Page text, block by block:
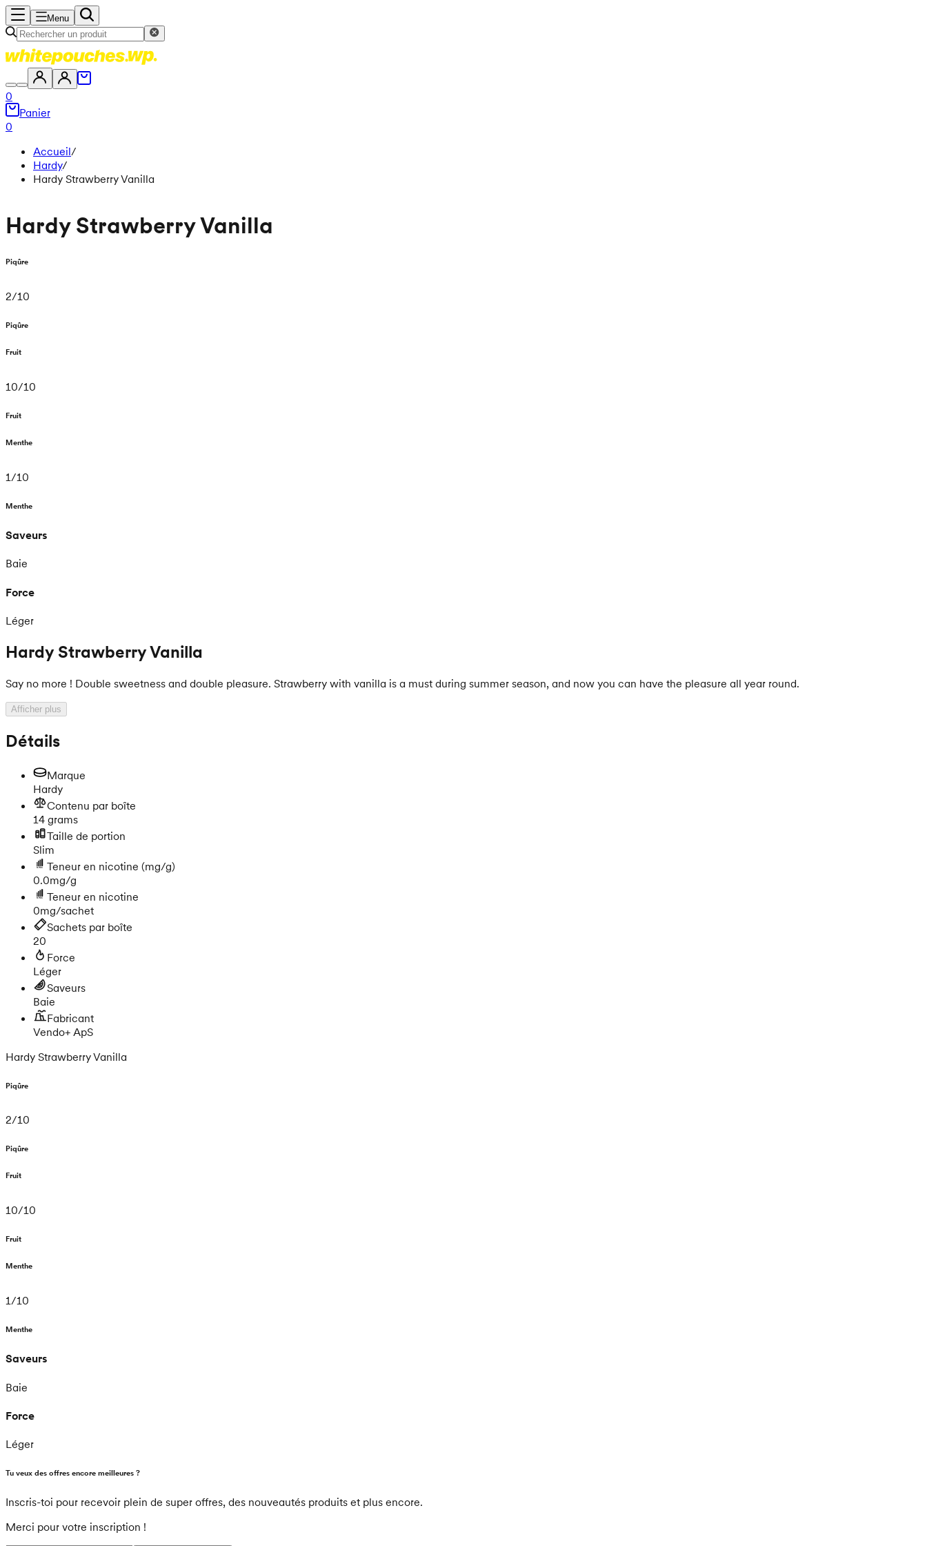
Menu
0
Panier
0
Accueil/
Hardy/
Hardy Strawberry Vanilla
Hardy Strawberry Vanilla
Piqûre
2/10
Piqûre
Fruit
10/10
Fruit
Menthe
1/10
Menthe
Saveurs
Baie
Force
Léger
Hardy Strawberry Vanilla
Say no more ! Double sweetness and double pleasure. Strawberry with vanilla is a must during summer season, and now you can have the pleasure all year round.
Afficher plus
Détails
Marque
Hardy
Contenu par boîte
14 grams
Taille de portion
Slim
Teneur en nicotine (mg/g)
0.0mg/g
Teneur en nicotine
0mg/sachet
Sachets par boîte
20
Force
Léger
Saveurs
Baie
Fabricant
Vendo+ ApS
Hardy Strawberry Vanilla
Piqûre
2/10
Piqûre
Fruit
10/10
Fruit
Menthe
1/10
Menthe
Saveurs
Baie
Force
Léger
Tu veux des offres encore meilleures ?
Inscris-toi pour recevoir plein de super offres, des nouveautés produits et plus encore.
Merci pour votre inscription !